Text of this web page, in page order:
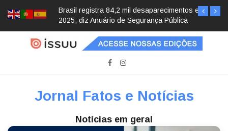
Brasil registra 84,2 mil desaparecimentos em
2025, diz Anuário de Segurança Pública
Jornal Fatos e Notícias
Notícias em geral